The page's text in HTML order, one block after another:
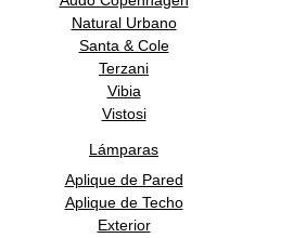
Natural Urbano
Santa & Cole
Terzani
Vibia
Vistosi
Lámparas
Aplique de Pared
Aplique de Techo
Exterior
SOBRE ADDREDE